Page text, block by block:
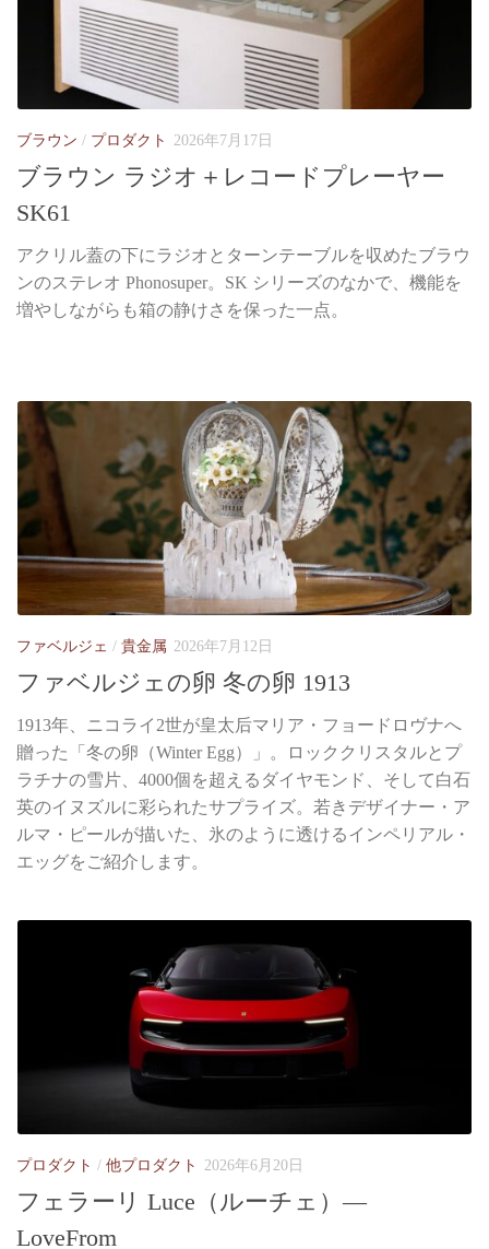
ブラウン / プロダクト 2026年7月17日
ブラウン ラジオ＋レコードプレーヤー
SK61
アクリル蓋の下にラジオとターンテーブルを収めたブラウ
ンのステレオ Phonosuper。SK シリーズのなかで、機能を
増やしながらも箱の静けさを保った一点。
ファベルジェ / 貴金属 2026年7月12日
ファベルジェの卵 冬の卵 1913
1913年、ニコライ2世が皇太后マリア・フョードロヴナへ
贈った「冬の卵（Winter Egg）」。ロッククリスタルとプ
ラチナの雪片、4000個を超えるダイヤモンド、そして白石
英のイヌズルに彩られたサプライズ。若きデザイナー・ア
ルマ・ピールが描いた、氷のように透けるインペリアル・
エッグをご紹介します。
プロダクト / 他プロダクト 2026年6月20日
フェラーリ Luce（ルーチェ）—
LoveFrom